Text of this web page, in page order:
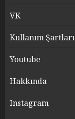
VK
Kullanım Şartları
Youtube
Hakkında
Instagram